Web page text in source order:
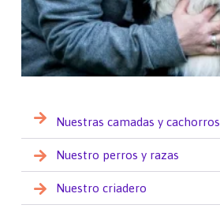
Nuestras camadas y cachorros
Nuestro perros y razas
Nuestro criadero